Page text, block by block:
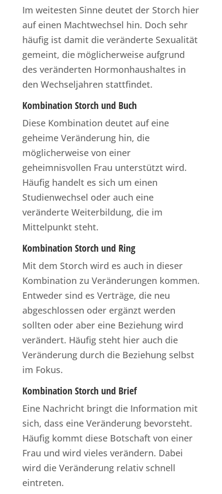
Im weitesten Sinne deutet der Storch hier
auf einen Machtwechsel hin. Doch sehr
häufig ist damit die veränderte Sexualität
gemeint, die möglicherweise aufgrund
des veränderten Hormonhaushaltes in
den Wechseljahren stattfindet.
Kombination Storch und Buch
Diese Kombination deutet auf eine
geheime Veränderung hin, die
möglicherweise von einer
geheimnisvollen Frau unterstützt wird.
Häufig handelt es sich um einen
Studienwechsel oder auch eine
veränderte Weiterbildung, die im
Mittelpunkt steht.
Kombination Storch und Ring
Mit dem Storch wird es auch in dieser
Kombination zu Veränderungen kommen.
Entweder sind es Verträge, die neu
abgeschlossen oder ergänzt werden
sollten oder aber eine Beziehung wird
verändert. Häufig steht hier auch die
Veränderung durch die Beziehung selbst
im Fokus.
Kombination Storch und Brief
Eine Nachricht bringt die Information mit
sich, dass eine Veränderung bevorsteht.
Häufig kommt diese Botschaft von einer
Frau und wird vieles verändern. Dabei
wird die Veränderung relativ schnell
eintreten.